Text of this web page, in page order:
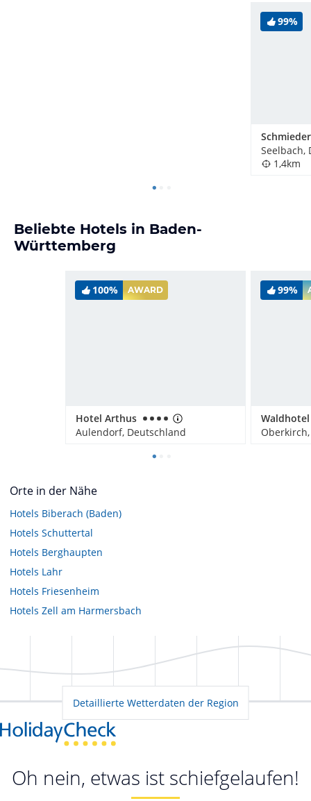
99%
Seelbach,
1,4km
Beliebte Hotels in Baden-
Württemberg
100% AWARD
Hotel Arthus
Aulendorf, Deutschland
99%
Orte in der Nähe
Hotels Biberach (Baden)
Hotels Schuttertal
Hotels Berghaupten
Hotels Lahr
Hotels Friesenheim
Hotels Zell am Harmersbach
Detaillierte Wetterdaten der Region
Oh nein, etwas ist schiefgelaufen!